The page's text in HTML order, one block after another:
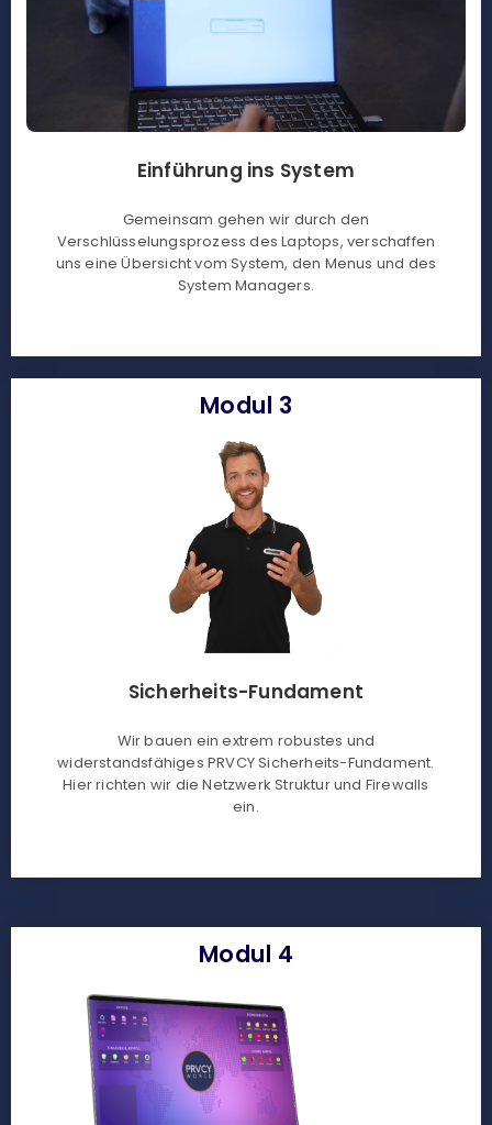
Einführung ins System
Gemeinsam gehen wir durch den
Verschlüsselungsprozess des Laptops, verschaffen
uns eine Übersicht vom System, den Menus und des
System Managers.
Modul 3
Sicherheits-Fundament
Wir bauen ein extrem robustes und
widerstandsfähiges PRVCY Sicherheits-Fundament.
Hier richten wir die Netzwerk Struktur und Firewalls
ein.
Modul 4